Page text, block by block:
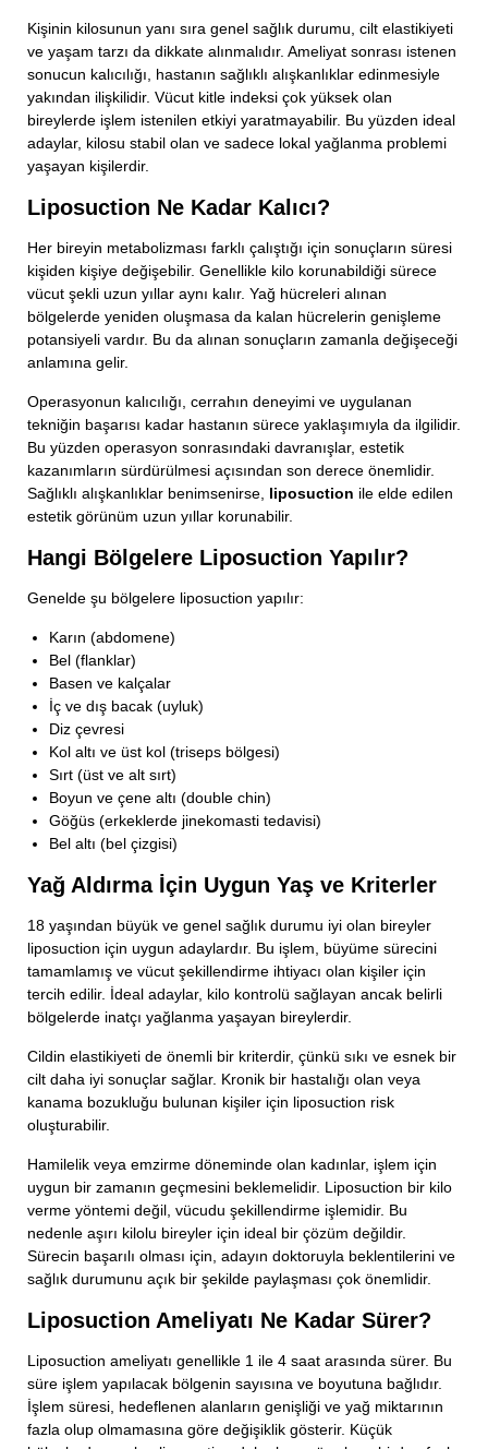
Kişinin kilosunun yanı sıra genel sağlık durumu, cilt elastikiyeti
ve yaşam tarzı da dikkate alınmalıdır. Ameliyat sonrası istenen
sonucun kalıcılığı, hastanın sağlıklı alışkanlıklar edinmesiyle
yakından ilişkilidir. Vücut kitle indeksi çok yüksek olan
bireylerde işlem istenilen etkiyi yaratmayabilir. Bu yüzden ideal
adaylar, kilosu stabil olan ve sadece lokal yağlanma problemi
yaşayan kişilerdir.
Liposuction Ne Kadar Kalıcı?
Her bireyin metabolizması farklı çalıştığı için sonuçların süresi
kişiden kişiye değişebilir. Genellikle kilo korunabildiği sürece
vücut şekli uzun yıllar aynı kalır. Yağ hücreleri alınan
bölgelerde yeniden oluşmasa da kalan hücrelerin genişleme
potansiyeli vardır. Bu da alınan sonuçların zamanla değişeceği
anlamına gelir.
Operasyonun kalıcılığı, cerrahın deneyimi ve uygulanan
tekniğin başarısı kadar hastanın sürece yaklaşımıyla da ilgilidir.
Bu yüzden operasyon sonrasındaki davranışlar, estetik
kazanımların sürdürülmesi açısından son derece önemlidir.
Sağlıklı alışkanlıklar benimsenirse, liposuction ile elde edilen
estetik görünüm uzun yıllar korunabilir.
Hangi Bölgelere Liposuction Yapılır?
Genelde şu bölgelere liposuction yapılır:
Karın (abdomene)
Bel (flanklar)
Basen ve kalçalar
İç ve dış bacak (uyluk)
Diz çevresi
Kol altı ve üst kol (triseps bölgesi)
Sırt (üst ve alt sırt)
Boyun ve çene altı (double chin)
Göğüs (erkeklerde jinekomasti tedavisi)
Bel altı (bel çizgisi)
Yağ Aldırma İçin Uygun Yaş ve Kriterler
18 yaşından büyük ve genel sağlık durumu iyi olan bireyler
liposuction için uygun adaylardır. Bu işlem, büyüme sürecini
tamamlamış ve vücut şekillendirme ihtiyacı olan kişiler için
tercih edilir. İdeal adaylar, kilo kontrolü sağlayan ancak belirli
bölgelerde inatçı yağlanma yaşayan bireylerdir.
Cildin elastikiyeti de önemli bir kriterdir, çünkü sıkı ve esnek bir
cilt daha iyi sonuçlar sağlar. Kronik bir hastalığı olan veya
kanama bozukluğu bulunan kişiler için liposuction risk
oluşturabilir.
Hamilelik veya emzirme döneminde olan kadınlar, işlem için
uygun bir zamanın geçmesini beklemelidir. Liposuction bir kilo
verme yöntemi değil, vücudu şekillendirme işlemidir. Bu
nedenle aşırı kilolu bireyler için ideal bir çözüm değildir.
Sürecin başarılı olması için, adayın doktoruyla beklentilerini ve
sağlık durumunu açık bir şekilde paylaşması çok önemlidir.
Liposuction Ameliyatı Ne Kadar Sürer?
Liposuction ameliyatı genellikle 1 ile 4 saat arasında sürer. Bu
süre işlem yapılacak bölgenin sayısına ve boyutuna bağlıdır.
İşlem süresi, hedeflenen alanların genişliği ve yağ miktarının
fazla olup olmamasına göre değişiklik gösterir. Küçük